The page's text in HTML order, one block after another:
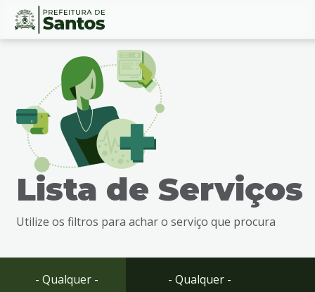
Ir
busca
Ir
Conteúdo
Lista de Serviços
Utilize os filtros para achar o serviço que procura
- Qualquer - - Qualquer -